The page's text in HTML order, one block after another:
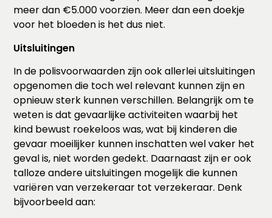
meer dan €5.000 voorzien. Meer dan een doekje
voor het bloeden is het dus niet.
Uitsluitingen
In de polisvoorwaarden zijn ook allerlei uitsluitingen
opgenomen die toch wel relevant kunnen zijn en
opnieuw sterk kunnen verschillen. Belangrijk om te
weten is dat gevaarlijke activiteiten waarbij het
kind bewust roekeloos was, wat bij kinderen die
gevaar moeilijker kunnen inschatten wel vaker het
geval is, niet worden gedekt. Daarnaast zijn er ook
talloze andere uitsluitingen mogelijk die kunnen
variëren van verzekeraar tot verzekeraar. Denk
bijvoorbeeld aan: